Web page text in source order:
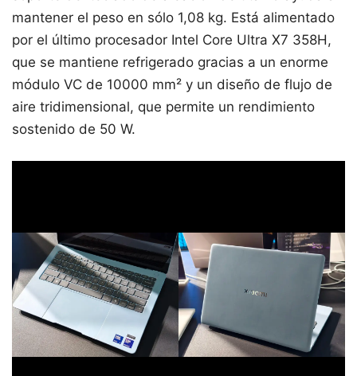
mantener el peso en sólo 1,08 kg. Está alimentado
por el último procesador Intel Core Ultra X7 358H,
que se mantiene refrigerado gracias a un enorme
módulo VC de 10000 mm² y un diseño de flujo de
aire tridimensional, que permite un rendimiento
sostenido de 50 W.